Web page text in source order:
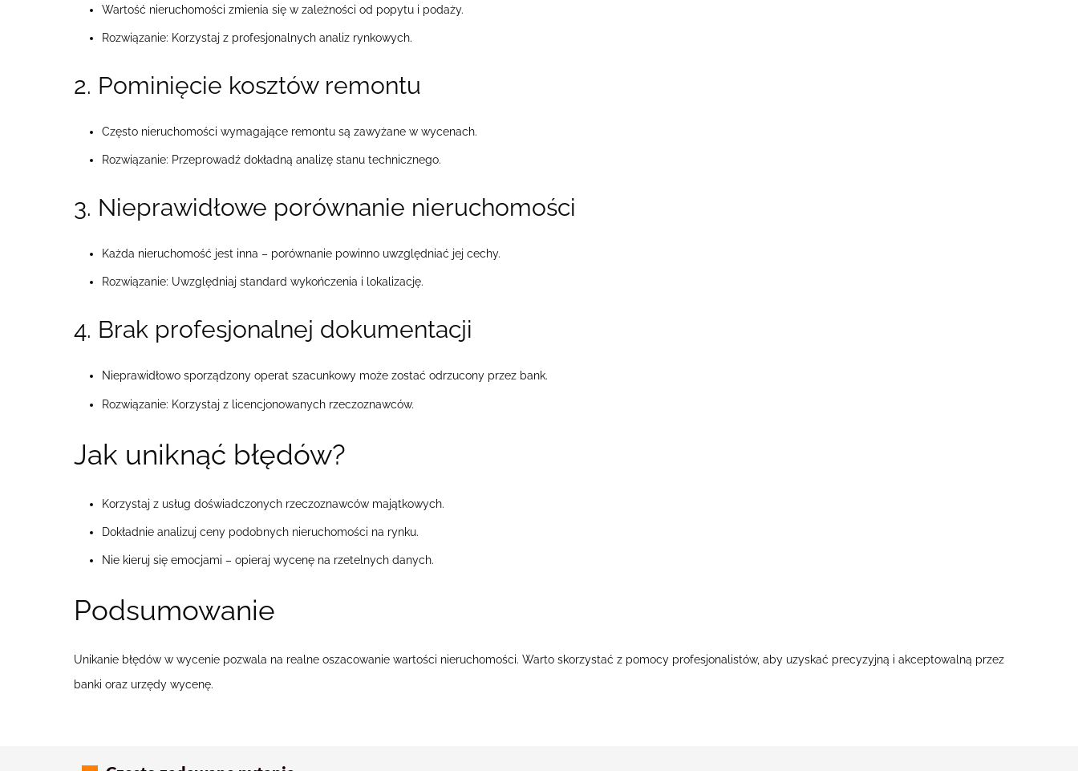
Wartość nieruchomości zmienia się w zależności od popytu i podaży.
Rozwiązanie: Korzystaj z profesjonalnych analiz rynkowych.
2. Pominięcie kosztów remontu
Często nieruchomości wymagające remontu są zawyżane w wycenach.
Rozwiązanie: Przeprowadź dokładną analizę stanu technicznego.
3. Nieprawidłowe porównanie nieruchomości
Każda nieruchomość jest inna – porównanie powinno uwzględniać jej cechy.
Rozwiązanie: Uwzględniaj standard wykończenia i lokalizację.
4. Brak profesjonalnej dokumentacji
Nieprawidłowo sporządzony operat szacunkowy może zostać odrzucony przez bank.
Rozwiązanie: Korzystaj z licencjonowanych rzeczoznawców.
Jak uniknąć błędów?
Korzystaj z usług doświadczonych rzeczoznawców majątkowych.
Dokładnie analizuj ceny podobnych nieruchomości na rynku.
Nie kieruj się emocjami – opieraj wycenę na rzetelnych danych.
Podsumowanie
Unikanie błędów w wycenie pozwala na realne oszacowanie wartości nieruchomości. Warto skorzystać z pomocy profesjonalistów, aby uzyskać precyzyjną i akceptowalną przez
banki oraz urzędy wycenę.